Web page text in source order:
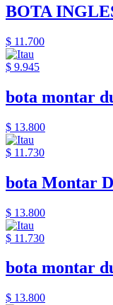
BOTA
$ 11.700
$ 9.945
bota montar
$ 13.800
$ 11.730
bota Montar
$ 13.800
$ 11.730
bota montar
$ 13.800